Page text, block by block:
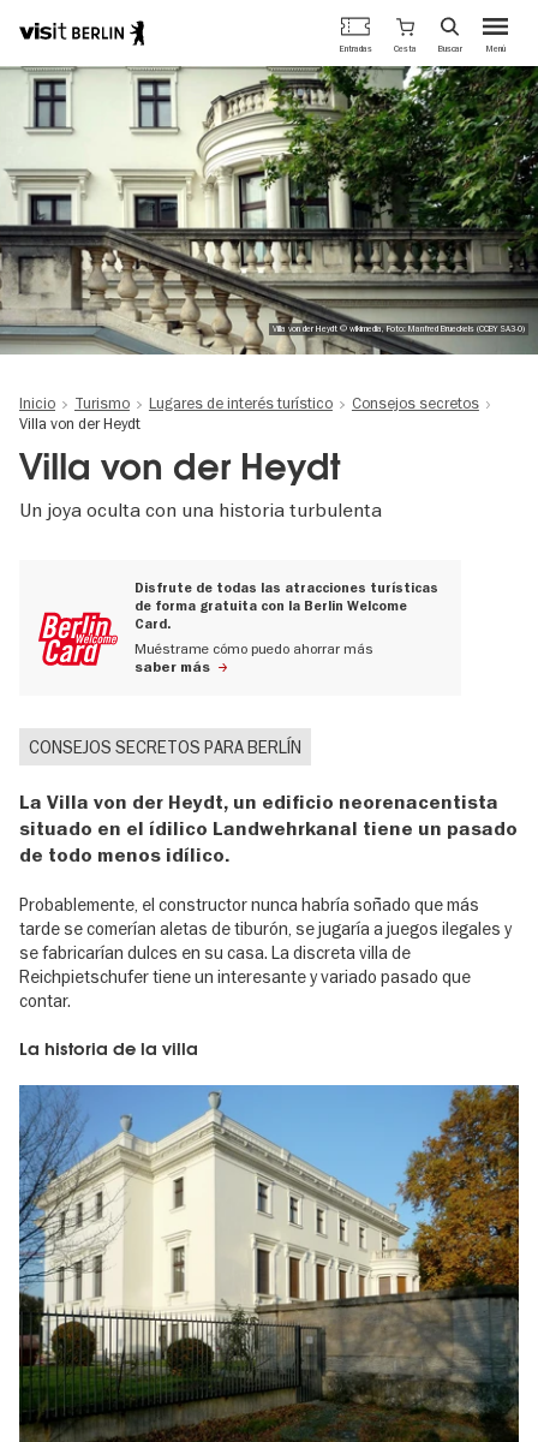
Pasar
principal
Portal
oficial
de
turismo
de
Menú
Entradas Cesta Buscar
Villa von der Heydt © wikimedia, Foto: Manfred Brueckels (CCBY SA3-0)
Inicio Turismo Lugares de interés turístico
Consejos secretos
Villa von der Heydt
Villa von der Heydt
Un joya oculta con una historia turbulenta
Disfrute de todas las atracciones turísticas
de forma gratuita con la Berlin Welcome
Card.
Muéstrame cómo puedo ahorrar más
saber más
CONSEJOS SECRETOS PARA BERLÍN
La Villa von der Heydt, un edificio neorenacentista
situado en el ídilico Landwehrkanal tiene un pasado
de todo menos idílico.
Probablemente, el constructor nunca habría soñado que más
tarde se comerían aletas de tiburón, se jugaría a juegos ilegales y
se fabricarían dulces en su casa. La discreta villa de
Reichpietschufer tiene un interesante y variado pasado que
contar.
La historia de la villa